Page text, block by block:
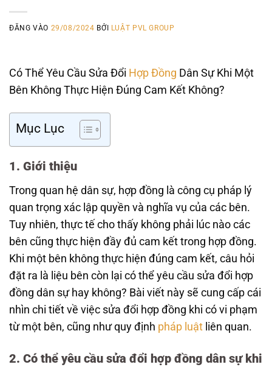
ĐĂNG VÀO 29/08/2024 BỞI LUẬT PVL GROUP
Có Thể Yêu Cầu Sửa Đổi Hợp Đồng Dân Sự Khi Một
Bên Không Thực Hiện Đúng Cam Kết Không?
Mục Lục
1. Giới thiệu
Trong quan hệ dân sự, hợp đồng là công cụ pháp lý
quan trọng xác lập quyền và nghĩa vụ của các bên.
Tuy nhiên, thực tế cho thấy không phải lúc nào các
bên cũng thực hiện đầy đủ cam kết trong hợp đồng.
Khi một bên không thực hiện đúng cam kết, câu hỏi
đặt ra là liệu bên còn lại có thể yêu cầu sửa đổi hợp
đồng dân sự hay không? Bài viết này sẽ cung cấp cái
nhìn chi tiết về việc sửa đổi hợp đồng khi có vi phạm
từ một bên, cũng như quy định pháp luật liên quan.
2. Có thể yêu cầu sửa đổi hợp đồng dân sự khi